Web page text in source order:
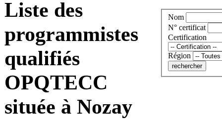
Liste des
programmistes
qualifiés
OPQTECC
située à Nozay
Nom
N° certificat
Certification
Région